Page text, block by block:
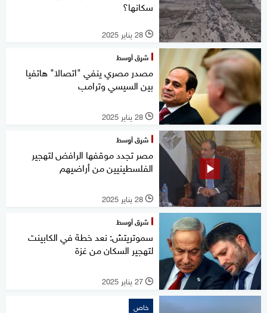
سكانها؟
l 28 يناير 2025
شرق أوسط
مصدر مصري ينفي "اتصالا" هاتفيا
بين السيسي وترامب
l 28 يناير 2025
شرق أوسط
مصر تجدد موقفها الرافض لتهجير
الفلسطينيين من أراضيهم
l 28 يناير 2025
شرق أوسط
سموتريتش: نعد خطة في الكابينت
لتهجير السكان من غزة
l 27 يناير 2025
خاص